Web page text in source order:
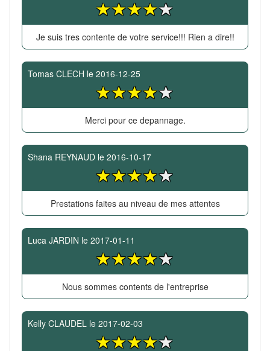
Je suis tres contente de votre service!!! Rien a dire!!
Tomas CLECH le 2016-12-25
Merci pour ce depannage.
Shana REYNAUD le 2016-10-17
Prestations faites au niveau de mes attentes
Luca JARDIN le 2017-01-11
Nous sommes contents de l'entreprise
Kelly CLAUDEL le 2017-02-03